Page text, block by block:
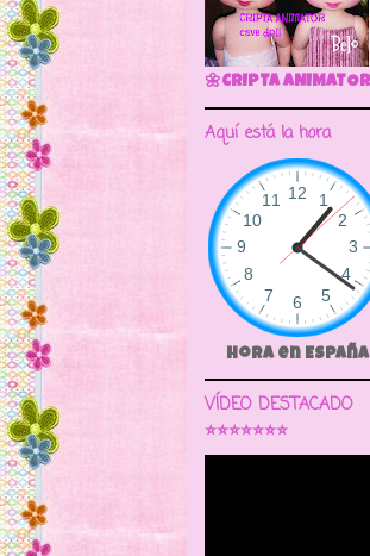
🌼CRIPTA ANIMATOR CAVE DOLL
Aquí está la hora
Hora en España
VÍDEO DESTACADO
⭐⭐⭐⭐⭐⭐⭐